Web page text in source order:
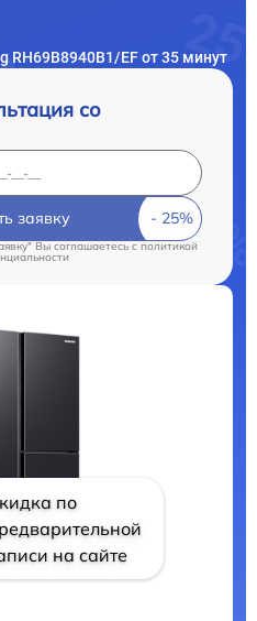
RH69B8940B1/EF от 35 минут
со
заявку
Вы соглашаетесь c политикой
по
на сайте